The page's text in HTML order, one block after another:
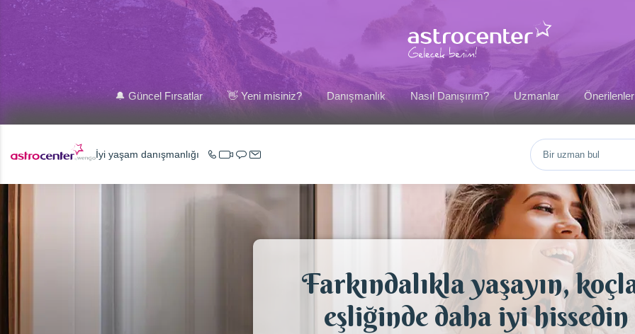
🔔 Güncel Fırsatlar 👋 Yeni misiniz? Danışmanlık Nasıl Danışırım? Uzmanlar Önerilenler
İyi yaşam danışmanlığı
Farkındalıkla yaşayın,
eşliğinde daha iyi hissedin